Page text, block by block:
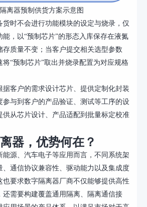
离器预制供货方案示意图
货时不会进行功能模块的设定与烧录，仅
能，以“预制芯片”的形态入库保存在液氮
存质量不变；当客户提交相关选型参数
将“预制芯片”取出并烧录配置为对应规格
据客户的需求设计芯片、提供定制化封装
参与到客户的产品验证、测试等工序的设
供从芯片设计、产品适配到批量标定校准
器，优势何在？
能源、汽车电子等应用而言，不同系统架
、通信协议兼容性、驱动能力以及集成度
也要求数字隔离器厂商不仅能够提供高性
还需要构建覆盖通用隔离、隔离通信接